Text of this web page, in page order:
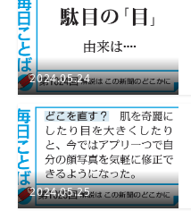
2024.05.24
2024.05.25